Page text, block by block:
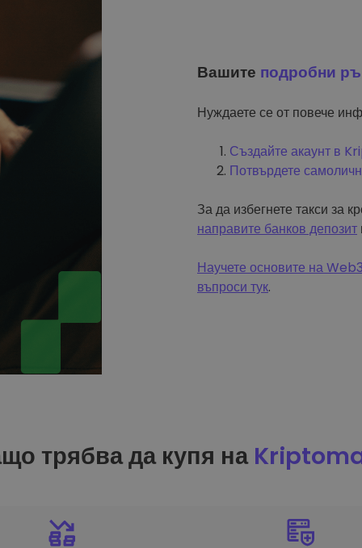
Вашите подробни
Нуждаете се от повече
Създайте акаунт в
Потвърдете
За да избегнете такси за
направите банков депозит
Научете основите на
въпроси тук.
трябва да купя на